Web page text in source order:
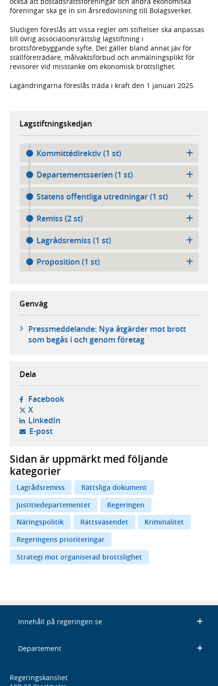
föreningar ska ge in sin årsredovisning till Bolagsverket.
Slutligen föreslås att vissa regler om stiftelser ska anpassas
till övrig associationsrättslig lagstiftning i
brottsförebyggande syfte. Det gäller bland annat jäv för
ställföreträdare, målvaktsförbud och anmälningsplikt för
revisorer vid misstanke om ekonomisk brottslighet.
Lagändringarna föreslås träda i kraft den 1 januari 2025.
Lagstiftningskedjan
Kommittédirektiv (1 st)
Departementsserien (1 st)
Statens offentliga utredningar (1 st)
Remiss (2 st)
Lagrådsremiss (1 st)
Proposition (1 st)
Genväg
Pressmeddelande: Nya åtgärder mot brott
som begås i och genom företag
Dela
Facebook- öppnas i ny flik, extern webbplats,
X- öppnas i ny flik, extern webbplats,
LinkedIn- öppnas i ny flik, extern webbplats,
E-post- öppnar din e-postklient,
Sidan är uppmärkt med följande
kategorier
Lagrådsremiss
Rättsliga dokument
Justitiedepartementet
Regeringen
Näringspolitik
Rättsväsendet
Kriminalitet
Regeringens prioriteringar
Strategi mot organiserad brottslighet
Innehåll på regeringen.se
Departement
Regeringskansliet